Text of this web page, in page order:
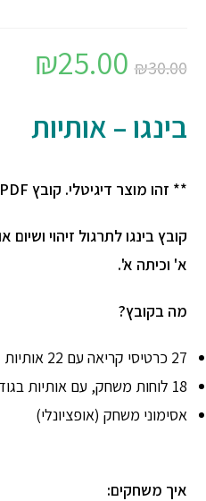
₪30.00
המחיר
המקורי
היה: ₪25.00
בינגו – אותיות
** זהו מוצר דיגיטלי. קובץ PDF להדפסה עצמית לאחר הרכישה **
קובץ בינגו לתרגול זיהוי
א' וכיתה א'.
מה בקובץ?
27 כרטיסי קריאה עם 22 אותיות + 5 אותיות סופיות..
18 לוחות משחק, עם אותיות בגודל A4.
אסימוני משחק (אופציונלי)
איך משחקים: